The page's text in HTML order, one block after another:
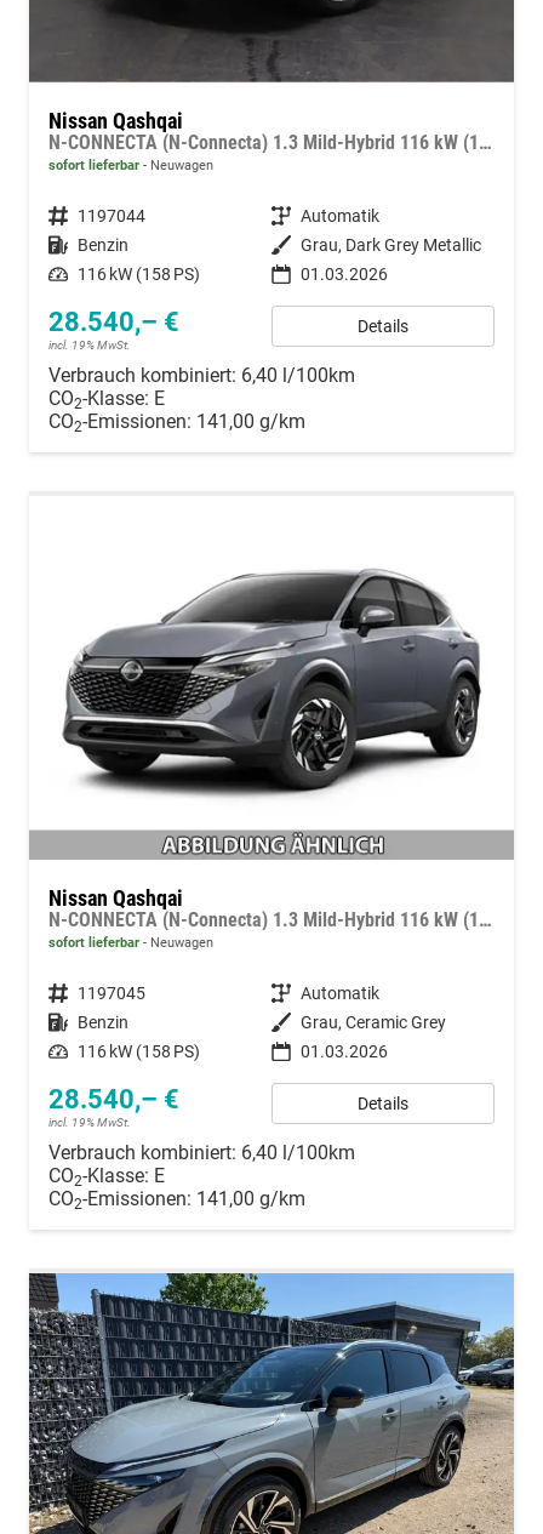
Nissan Qashqai
N-CONNECTA (N-Connecta) 1.3 Mild-Hybrid 116 kW (158 PS) X-tronic 2WD
sofort lieferbar Neuwagen
Fahrzeugnummer 1197044 Getriebe Automatik
Kraftstoff Benzin Außenfarbe Grau, Dark Grey Metallic
Leistung 116 kW (158 PS) 01.03.2026
28.540,– €
incl. 19% MwSt.
Details
Verbrauch kombiniert: 6,40 l/100km
CO2-Klasse: E
CO2-Emissionen: 141,00 g/km
Nissan Qashqai
N-CONNECTA (N-Connecta) 1.3 Mild-Hybrid 116 kW (158 PS) X-tronic 2WD
sofort lieferbar Neuwagen
Fahrzeugnummer 1197045 Getriebe Automatik
Kraftstoff Benzin Außenfarbe Grau, Ceramic Grey
Leistung 116 kW (158 PS) 01.03.2026
28.540,– €
incl. 19% MwSt.
Details
Verbrauch kombiniert: 6,40 l/100km
CO2-Klasse: E
CO2-Emissionen: 141,00 g/km